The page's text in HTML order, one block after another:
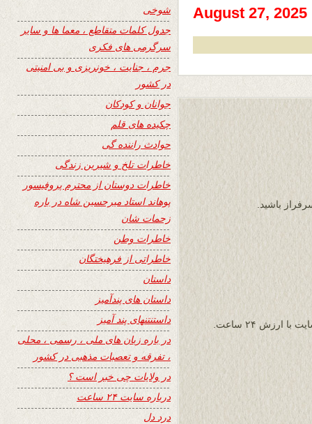
August 27, 2025
باشید.
سپاسگذاری به وسعت کهکشان از جناب هروی و سایت با ارزش ۲۴ ساعت.
شوخی
جدول کلمات متقاطع ، معما ها و سایر
سرگرمی های فکری
جرم ، جنایت ، خونریزی و بی امنیتی
در کشور
جوانان و کودکان
چکیده های قلم
حوادث راننده گی
خاطرات تلخ و شیرین زندگی
خاطرات دوستان از محترم پروفیسور
پوهاند استاد میرحسین شاه در باره
زحمات شان
خاطرات وطن
خاطراتی از فرهیختگان
داستان
داستان های پندآمیز
داستنتنهای پند آمیز
در باره زبان های ملی ، رسمی ، محلی
، تفرقه و تعصبات مذهبی در کشور
در ولایات چی خبر است ؟
درباره سایت ۲۴ ساعت
درد دل